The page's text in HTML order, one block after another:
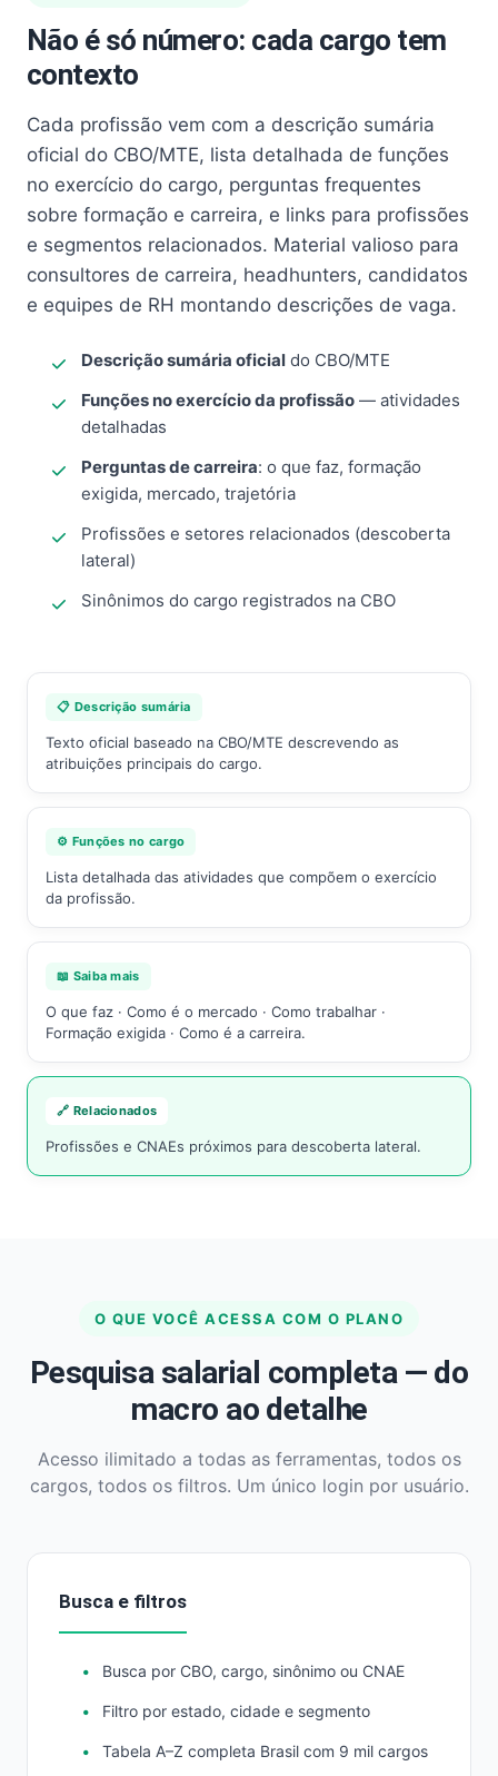
Não é só número: cada cargo tem
contexto
Cada profissão vem com a descrição sumária
oficial do CBO/MTE, lista detalhada de funções
no exercício do cargo, perguntas frequentes
sobre formação e carreira, e links para profissões
e segmentos relacionados. Material valioso para
consultores de carreira, headhunters, candidatos
e equipes de RH montando descrições de vaga.
Descrição sumária oficial do CBO/MTE
Funções no exercício da profissão — atividades
detalhadas
Perguntas de carreira: o que faz, formação
exigida, mercado, trajetória
Profissões e setores relacionados (descoberta
lateral)
Sinônimos do cargo registrados na CBO
📋 Descrição sumária
Texto oficial baseado na CBO/MTE descrevendo as
atribuições principais do cargo.
⚙️ Funções no cargo
Lista detalhada das atividades que compõem o exercício
da profissão.
📖 Saiba mais
O que faz · Como é o mercado · Como trabalhar ·
Formação exigida · Como é a carreira.
🔗 Relacionados
Profissões e CNAEs próximos para descoberta lateral.
O QUE VOCÊ ACESSA COM O PLANO
Pesquisa salarial completa — do
macro ao detalhe
Acesso ilimitado a todas as ferramentas, todos os
cargos, todos os filtros. Um único login por usuário.
Busca e filtros
Busca por CBO, cargo, sinônimo ou CNAE
Filtro por estado, cidade e segmento
Tabela A–Z completa Brasil com 9 mil cargos